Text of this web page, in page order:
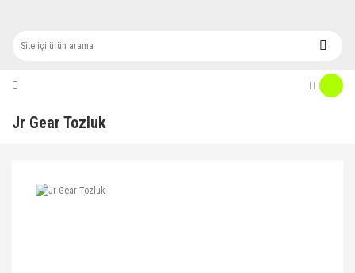
Jr Gear Tozluk